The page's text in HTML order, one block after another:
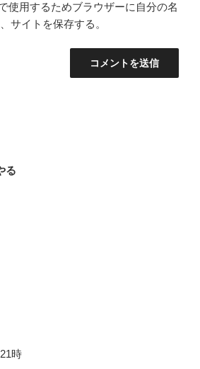
使用するためブラウザーに自分の名
サイトを保存する。
る
時